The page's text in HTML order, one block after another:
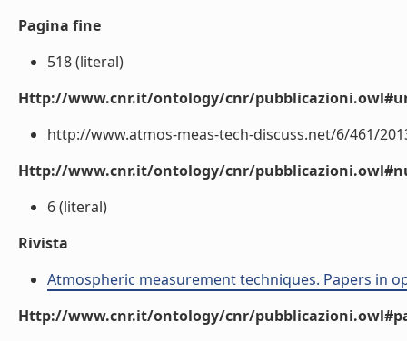
Pagina fine
518 (literal)
Http://www.cnr.it/ontology/cnr/
http://www.atmos-meas-tech-discuss.net/6/461/
Http://www.cnr.it/ontology/cnr/
6 (literal)
Rivista
Atmospheric measurement techniques. Papers in
Http://www.cnr.it/ontology/cnr/